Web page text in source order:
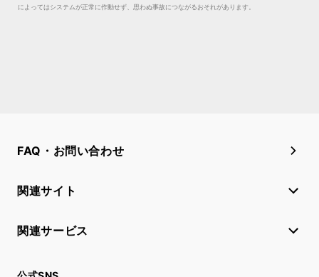
によってはシステムが正常に作動せず、思わぬ事故につながるおそれがあります。
FAQ・お問い合わせ
関連サイト
関連サービス